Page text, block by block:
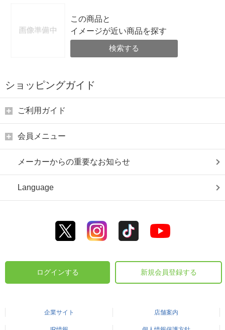
この商品と
イメージが近い商品を探す
検索する
ショッピングガイド
ご利用ガイド
会員メニュー
メーカーからの重要なお知らせ
Language
ログインする 新規会員登録する
企業サイト 店舗案内